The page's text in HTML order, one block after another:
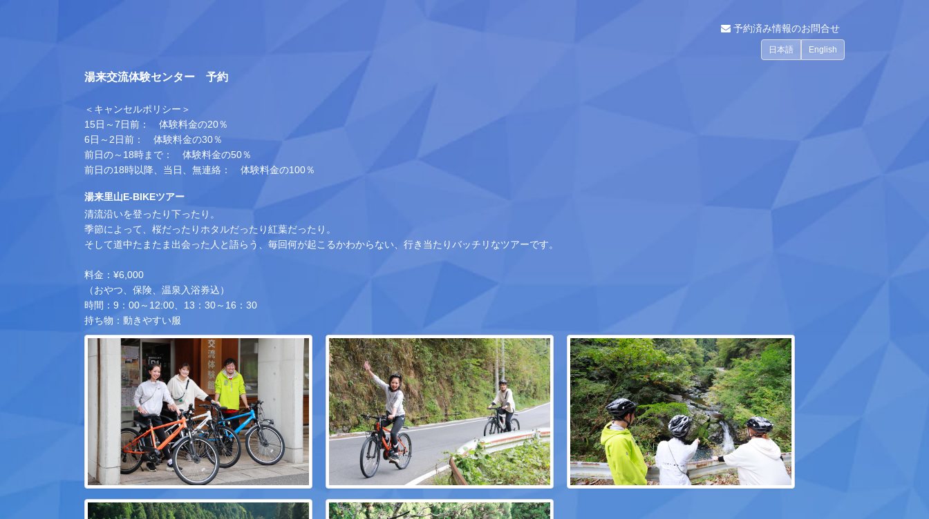
予約済み情報のお問合せ
日本語 English
湯来交流体験センター 予約
＜キャンセルポリシー＞
15日～7日前： 体験料金の20％
6日～2日前： 体験料金の30％
前日の～18時まで： 体験料金の50％
前日の18時以降、当日、無連絡： 体験料金の100％
湯来里山E-BIKEツアー
清流沿いを登ったり下ったり。
季節によって、桜だったりホタルだったり紅葉だったり。
そして道中たまたま出会った人と語らう、毎回何が起こるかわからない、行き当たりバッチリなツアーです。
料金：¥6,000
（おやつ、保険、温泉入浴券込）
時間：9：00～12:00、13：30～16：30
持ち物：動きやすい服